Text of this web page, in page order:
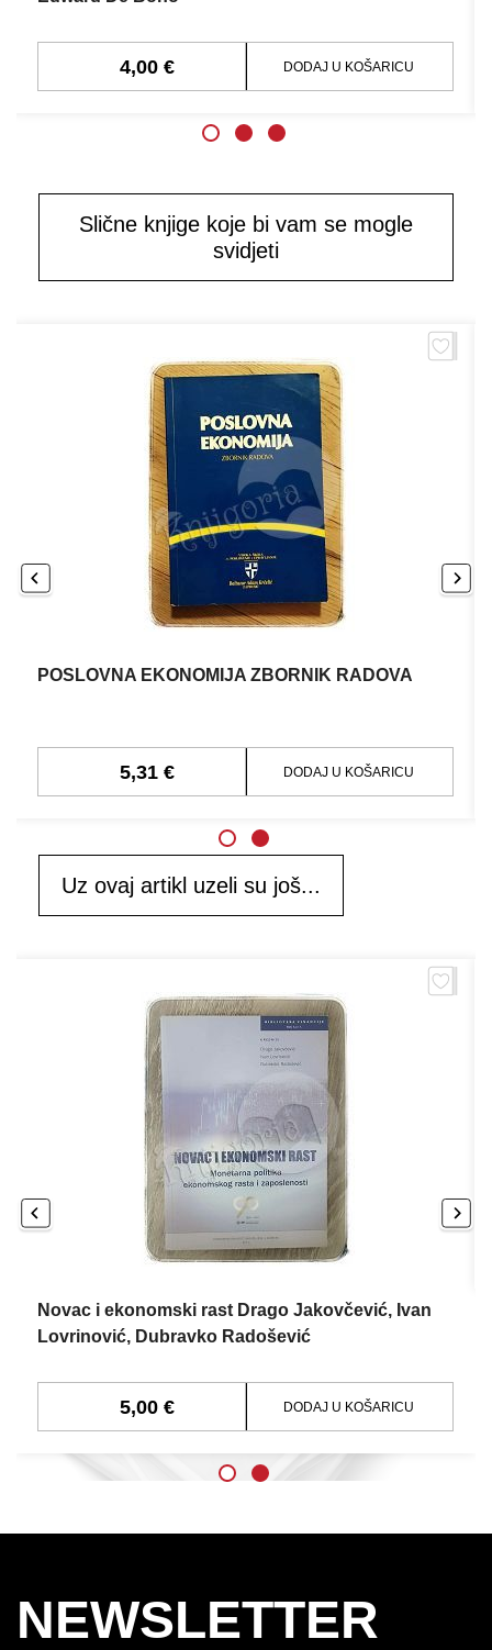
4,00 € DODAJ U KOŠARICU
Slične knjige koje bi vam se mogle
svidjeti
POSLOVNA EKONOMIJA ZBORNIK RADOVA
5,31 € DODAJ U KOŠARICU
Uz ovaj artikl uzeli su još...
Novac i ekonomski rast Drago Jakovčević, Ivan
Lovrinović, Dubravko Radošević
5,00 € DODAJ U KOŠARICU
NEWSLETTER